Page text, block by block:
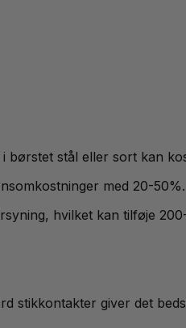
børstet stål eller sort kan
med 20-50%.
hvilket kan tilføje
stikkontakter giver det